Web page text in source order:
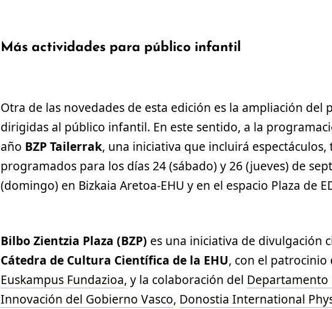
Más actividades para público infantil
Otra de las novedades de esta edición es la ampliación del
dirigidas al público infantil. En este sentido, a la
año BZP Tailerrak, una iniciativa que incluirá
programados para los días 24 (sábado) y 26 (jueves) de
(domingo) en Bizkaia Aretoa-EHU y en el espacio Plaza de
Bilbo Zientzia Plaza (BZP) es una iniciativa de divulgación
Cátedra de Cultura Científica de la EHU, con el patrocinio
Euskampus Fundazioa, y la colaboración del Departamento
Innovación del Gobierno Vasco, Donostia International